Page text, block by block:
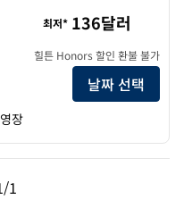
최저* 136달러
힐튼 Honors 할인 환불 불가
날짜 선택
장
지 1/1
1
1